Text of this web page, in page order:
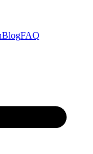
BlogFAQ